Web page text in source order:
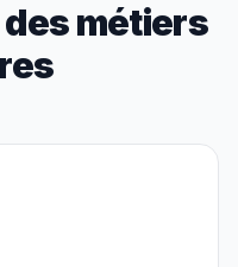
métiers